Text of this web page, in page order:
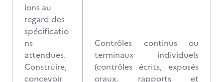
ions au
regard des
spécificatio
ns
attendues.
Construire,
concevoir
Contrôles continus ou
terminaux individuels
(contrôles écrits, exposés
oraux, rapports et